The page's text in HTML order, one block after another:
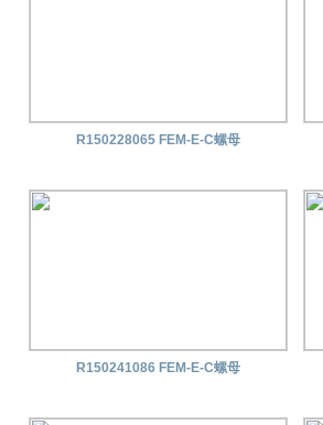
R150228065 FEM-E-C螺母
R150241086 FEM-E-C螺母